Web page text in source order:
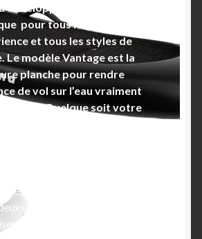
développé ce nouvel efoil
pour tous les niveaux
et tous les styles de
Le modèle Vantage est la
planche pour rendre
de vol sur l’eau vraiment
à tous. Quelque soit votre
cette expérience unique.
au wing foil : permet
sur la planche et le vol
pour les débutants c’est de
choses à la fois : les pieds
la planche en vol et les bras